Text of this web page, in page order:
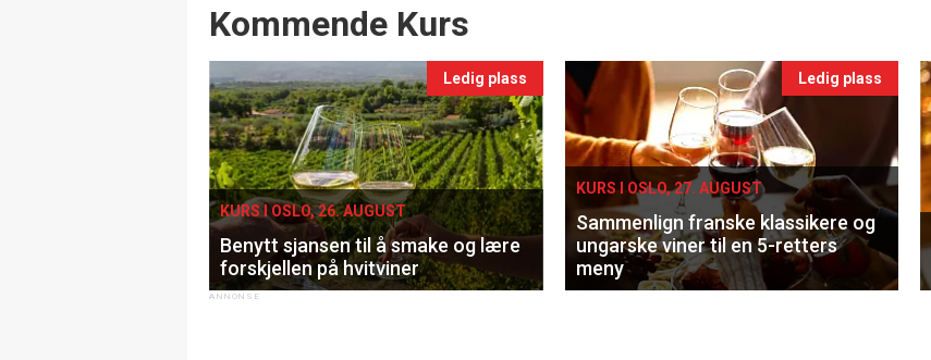
Events
Kommende Kurs
Ledig plass
KURS I OSLO, 26. AUGUST
Benytt sjansen til å smake og lære
forskjellen på hvitviner
Ledig plass
KURS I OSLO, 27. AUGUST
Sammenlign franske klassikere og
ungarske viner til en 5-retters
meny